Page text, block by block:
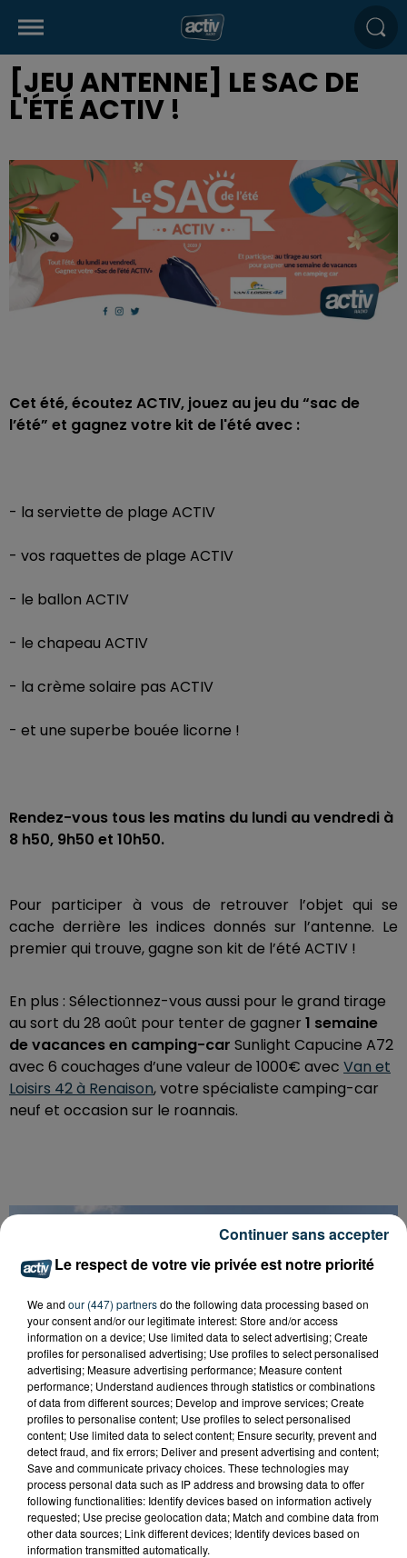
[JEU ANTENNE] LE SAC DE
L'ÉTÉ ACTIV !
Cet été, écoutez ACTIV, jouez au jeu du “sac de
l’été” et gagnez votre kit de l'été avec :
- la serviette de plage ACTIV
- vos raquettes de plage ACTIV
- le ballon ACTIV
- le chapeau ACTIV
- la crème solaire pas ACTIV
- et une superbe bouée licorne !
Rendez-vous tous les matins du lundi au vendredi à
8 h50, 9h50 et 10h50.
Pour participer à vous de retrouver l’objet qui se
cache derrière les indices donnés sur l’antenne. Le
premier qui trouve, gagne son kit de l’été ACTIV !
En plus : Sélectionnez-vous aussi pour le grand tirage
au sort du 28 août pour tenter de gagner 1 semaine
de vacances en camping-car Sunlight Capucine A72
avec 6 couchages d’une valeur de 1000€ avec Van et
Loisirs 42 à Renaison, votre spécialiste camping-car
neuf et occasion sur le roannais.
Le respect de votre vie privée est notre priorité
We and our (447) partnersdo the following data processing based on
your consent and/or our legitimate interest: Store and/or access
information on a device; Use limited data to select advertising; Create
profiles for personalised advertising; Use profiles to select personalised
advertising; Measure advertising performance; Measure content
performance; Understand audiences through statistics or combinations
of data from different sources; Develop and improve services; Create
profiles to personalise content; Use profiles to select personalised
content; Use limited data to select content; Ensure security, prevent and
detect fraud, and fix errors; Deliver and present advertising and content;
Save and communicate privacy choices. These technologies may
process personal data such as IP address and browsing data to offer
following functionalities: Identify devices based on information actively
requested; Use precise geolocation data; Match and combine data from
other data sources; Link different devices; Identify devices based on
information transmitted automatically.
Continuer sans accepter